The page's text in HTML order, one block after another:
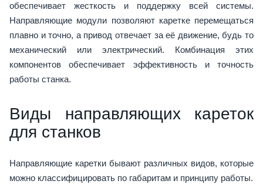
обеспечивает жесткость и поддержку всей системы.
Направляющие модули позволяют каретке перемещаться
плавно и точно, а привод отвечает за её движение, будь то
механический или электрический. Комбинация этих
компонентов обеспечивает эффективность и точность
работы станка.
Виды направляющих кареток
для станков
Направляющие каретки бывают различных видов, которые
можно классифицировать по габаритам и принципу работы.